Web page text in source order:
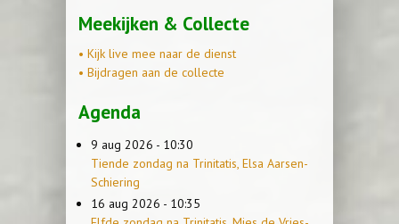
Meekijken & Collecte
• Kijk live mee naar de dienst
• Bijdragen aan de collecte
Agenda
9 aug 2026 - 10:30
Tiende zondag na Trinitatis, Elsa Aarsen-
Schiering
16 aug 2026 - 10:35